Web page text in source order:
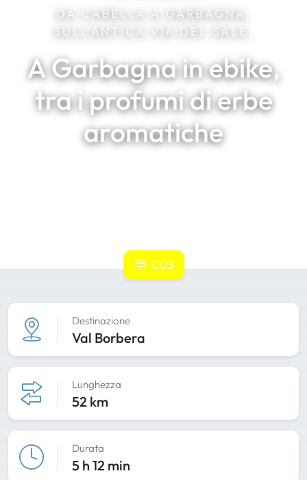
DA CABELLA A GARBAGNA,
SULL'ANTICA VIA DEL SALE.
A Garbagna in ebike,
tra i profumi di erbe
aromatiche
C03
Destinazione
Val Borbera
Lunghezza
52 km
Durata
5 h 12 min